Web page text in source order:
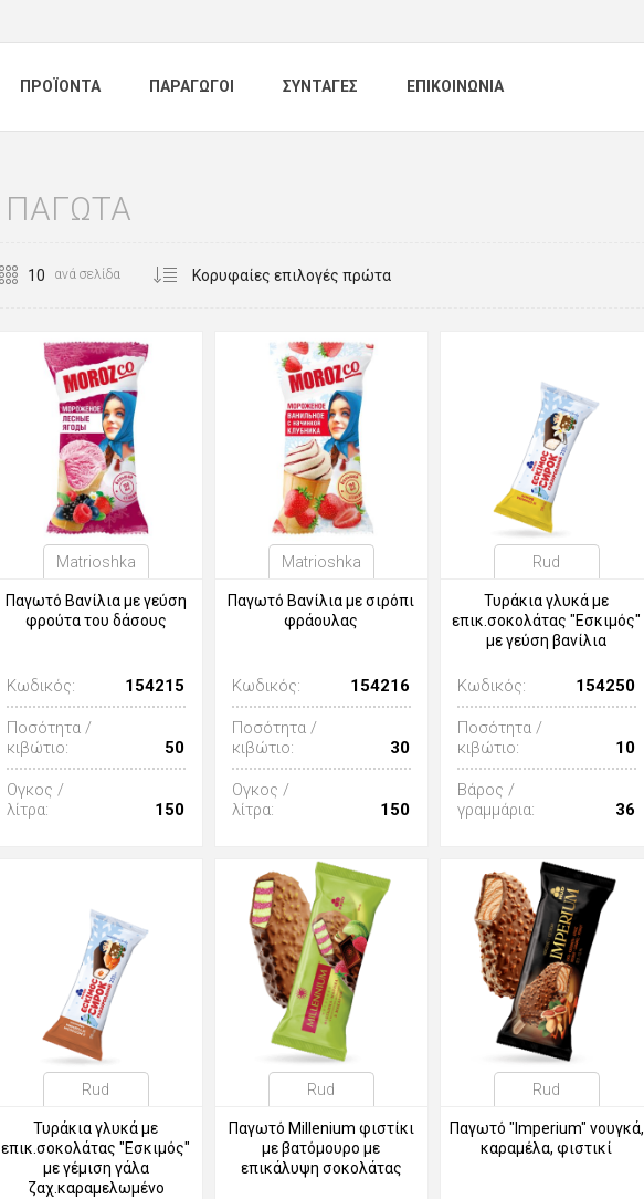
ΠΡΟΪΟΝΤΑ ΠΑΡΑΓΩΓΟΙ ΣΥΝΤΑΓΕΣ ΕΠΙΚΟΙΝΩΝΙΑ
ΠΑΓΩΤΑ
ανά σελίδα
Matrioshka
Παγωτό Βανίλια με γεύση
φρούτα του δάσους
Κωδικός: 154215
Ποσότητα /
κιβώτιο:
50
Ογκος /
λίτρα:
150
Matrioshka
Παγωτό Βανίλια με σιρόπι
φράουλας
Κωδικός: 154216
Ποσότητα /
κιβώτιο:
30
Ογκος /
λίτρα:
150
Rud
Τυράκια γλυκά με
επικ.σοκολάτας "Εσκιμός"
με γεύση βανίλια
Κωδικός: 154250
Ποσότητα /
κιβώτιο:
10
Βάρος /
γραμμάρια:
36
Rud
Τυράκια γλυκά με
επικ.σοκολάτας "Εσκιμός"
με γέμιση γάλα
ζαχ.καραμελωμένο
Rud
Παγωτό Millenium φιστίκι
με βατόμουρο με
επικάλυψη σοκολάτας
Rud
Παγωτό "Imperium" νουγκά,
καραμέλα, φιστικί